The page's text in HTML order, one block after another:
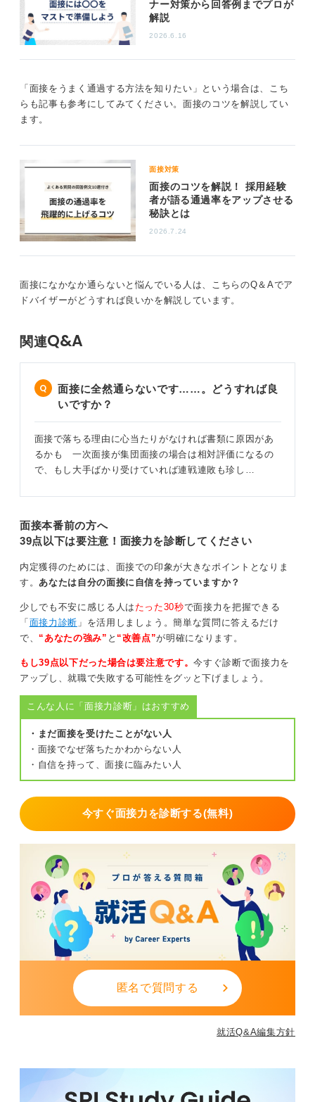
企業は、応募者一人ひとりのなかに、自社で活躍できる
可能性や個性を見つけようとしています。
0
ナー対策から回答例までプロが
解説
2026.6.16
「面接をうまく通過する方法を知りたい」という場合は、こち
らも記事も参考にしてみてください。面接のコツを解説してい
ます。
面接対策
面接のコツを解説！ 採用経験
者が語る通過率をアップさせる
秘訣とは
2026.7.24
面接になかなか通らないと悩んでいる人は、こちらのQ＆Aでア
ドバイザーがどうすれば良いかを解説しています。
関連Q&A
面接に全然通らないです……。どうすれば良
いですか？
面接で落ちる理由に心当たりがなければ書類に原因があ
るかも 一次面接が集団面接の場合は相対評価になるの
で、もし大手ばかり受けていれば連戦連敗も珍し…
面接本番前の方へ
39点以下は要注意！面接力を診断してください
内定獲得のためには、面接での印象が大きなポイントとなりま
す。あなたは自分の面接に自信を持っていますか？
少しでも不安に感じる人は たった30秒で面接力を把握できる
「 面接力診断 」を活用しましょう。簡単な質問に答えるだけ
で、 “あなたの強み” と “改善点”が明確になります。
もし39点以下だった場合は要注意です。今すぐ診断で面接力を
アップし、就職で失敗する可能性をグッと下げましょう。
こんな人に「面接力診断」はおすすめ
・まだ面接を受けたことがない人
・面接でなぜ落ちたかわからない人
・自信を持って、面接に臨みたい人
今すぐ面接力を診断する(無料)
匿名で質問する
就活Q&A編集方針